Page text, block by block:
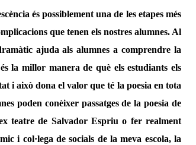
és possiblement una de les etapes més
que tenen els nostres alumnes. Al
ajuda als alumnes a comprendre la
la millor manera de què els estudiants els
i això dona el valor que té la poesia en tota
poden conèixer passatges de la poesia de
teatre de Salvador Espriu o fer realment
i col·lega de socials de la meva escola, la